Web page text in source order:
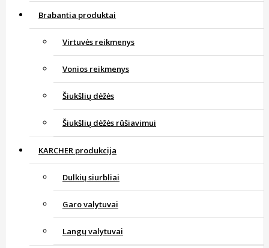
Brabantia produktai
Virtuvės reikmenys
Vonios reikmenys
Šiukšlių dėžės
Šiukšlių dėžės rūšiavimui
KARCHER produkcija
Dulkių siurbliai
Garo valytuvai
Langų valytuvai